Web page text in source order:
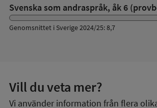
Svenska som andraspråk, åk 6
Genomsnittet i Sverige 2024/25: 8,7
Vill du veta mer?
Vi använder information från flera